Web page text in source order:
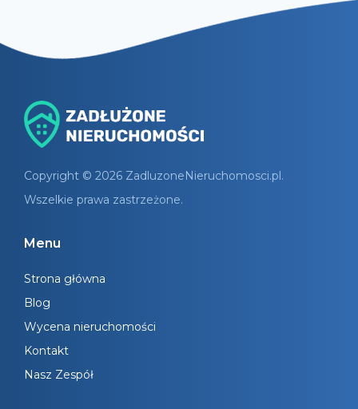
Copyright © 2026 ZadluzoneNieruchomosci.pl.
Wszelkie prawa zastrzeżone.
Menu
Strona główna
Blog
Wycena nieruchomości
Kontakt
Nasz Zespół